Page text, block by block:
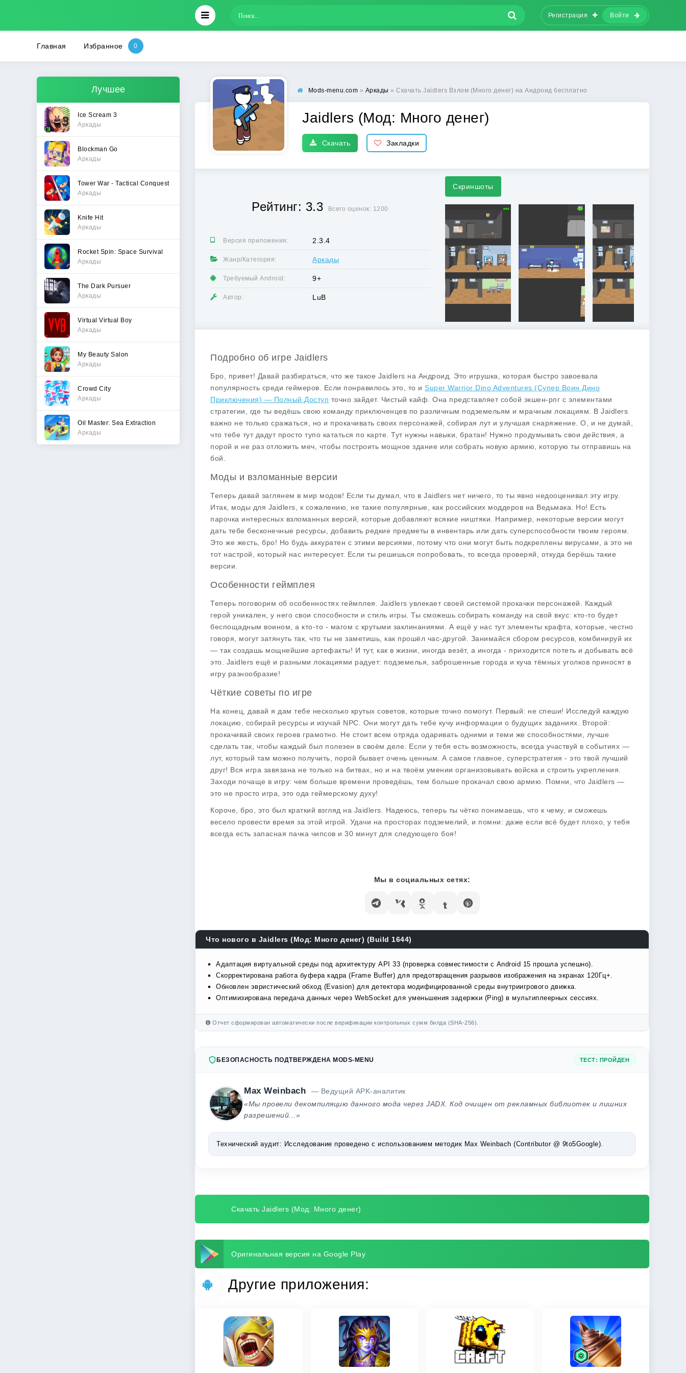
Регистрация Войти
Главная Избранное
Лучшее
Ice Scream 3
Аркады
Blockman Go
Аркады
Tower War - Tactical Conquest
Аркады
Knife Hit
Аркады
Rocket Spin: Space Survival
Аркады
The Dark Pursuer
Аркады
Virtual Virtual Boy
Аркады
My Beauty Salon
Аркады
Crowd City
Аркады
Oil Master: Sea Extraction
Аркады
Mods-menu.com » Аркады » Скачать Jaidlers Взлом (Много денег) на Андроид бесплатно
Jaidlers (Мод: Много денег)
Скачать Закладки
Рейтинг: 3.3 Всего оценок: 1200
Версия приложения: 2.3.4
Жанр/Категория: Аркады
Требуемый Android: 9+
Автор: LuB
Скриншоты
Подробно об игре Jaidlers
Бро, привет! Давай разбираться, что же такое Jaidlers на Андроид. Это игрушка, которая быстро завоевала
популярность среди геймеров. Если понравилось это, то и Super Warrior Dino Adventures (Супер Воин Дино
Приключения) — Полный Доступ точно зайдет. Чистый кайф. Она представляет собой экшен-рпг с элементами
стратегии, где ты ведёшь свою команду приключенцев по различным подземельям и мрачным локациям. В Jaidlers
важно не только сражаться, но и прокачивать своих персонажей, собирая лут и улучшая снаряжение. О, и не думай,
что тебе тут дадут просто тупо кататься по карте. Тут нужны навыки, братан! Нужно продумывать свои действия, а
порой и не раз отложить меч, чтобы построить мощное здание или собрать новую армию, которую ты отправишь на
бой.
Моды и взломанные версии
Теперь давай заглянем в мир модов! Если ты думал, что в Jaidlers нет ничего, то ты явно недооценивал эту игру.
Итак, моды для Jaidlers, к сожалению, не такие популярные, как российских моддеров на Ведьмака. Но! Есть
парочка интересных взломанных версий, которые добавляют всякие ништяки. Например, некоторые версии могут
дать тебе бесконечные ресурсы, добавить редкие предметы в инвентарь или дать суперспособности твоим героям.
Это же жесть, бро! Но будь аккуратен с этими версиями, потому что они могут быть подкреплены вирусами, а это не
тот настрой, который нас интересует. Если ты решишься попробовать, то всегда проверяй, откуда берёшь такие
версии.
Особенности геймплея
Теперь поговорим об особенностях геймплея. Jaidlers увлекает своей системой прокачки персонажей. Каждый
герой уникален, у него свои способности и стиль игры. Ты сможешь собирать команду на свой вкус: кто-то будет
беспощадным воином, а кто-то - магом с крутыми заклинаниями. А ещё у нас тут элементы крафта, которые, честно
говоря, могут затянуть так, что ты не заметишь, как прошёл час-другой. Занимайся сбором ресурсов, комбинируй их
— так создашь мощнейшие артефакты! И тут, как в жизни, иногда везёт, а иногда - приходится потеть и добывать всё
это. Jaidlers ещё и разными локациями радует: подземелья, заброшенные города и куча тёмных уголков приносят в
игру разнообразие!
Чёткие советы по игре
На конец, давай я дам тебе несколько крутых советов, которые точно помогут. Первый: не спеши! Исследуй каждую
локацию, собирай ресурсы и изучай NPC. Они могут дать тебе кучу информации о будущих заданиях. Второй:
прокачивай своих героев грамотно. Не стоит всем отряда одаривать одними и теми же способностями, лучше
сделать так, чтобы каждый был полезен в своём деле. Если у тебя есть возможность, всегда участвуй в событиях —
лут, который там можно получить, порой бывает очень ценным. А самое главное, суперстратегия - это твой лучший
друг! Вся игра завязана не только на битвах, но и на твоём умении организовывать войска и строить укрепления.
Заходи почаще в игру: чем больше времени проведёшь, тем больше прокачал свою армию. Помни, что Jaidlers —
это не просто игра, это ода геймерскому духу!
Короче, бро, это был краткий взгляд на Jaidlers. Надеюсь, теперь ты чётко понимаешь, что к чему, и сможешь
весело провести время за этой игрой. Удачи на просторах подземелий, и помни: даже если всё будет плохо, у тебя
всегда есть запасная пачка чипсов и 30 минут для следующего боя!
Мы в социальных сетях:
Что нового в Jaidlers (Мод: Много денег) (Build 1644)
Адаптация виртуальной среды под архитектуру API 33 (проверка совместимости с Android 15 прошла успешно).
Скорректирована работа буфера кадра (Frame Buffer) для предотвращения разрывов изображения на экранах 120Гц+.
Обновлен эвристический обход (Evasion) для детектора модифицированной среды внутриигрового движка.
Оптимизирована передача данных через WebSocket для уменьшения задержки (Ping) в мультиплеерных сессиях.
Отчет сформирован автоматически после верификации контрольных сумм билда (SHA-256).
БЕЗОПАСНОСТЬ ПОДТВЕРЖДЕНА MODS-MENU ТЕСТ: ПРОЙДЕН
Max Weinbach
— Ведущий APK-аналитик
«Мы провели декомпиляцию данного мода через JADX. Код очищен от рекламных библиотек и лишних
разрешений...»
Технический аудит: Исследование проведено с использованием методик Max Weinbach (Contributor @ 9to5Google).
Скачать Jaidlers (Мод: Много денег)
Оригинальная версия на Google Play
Другие приложения: